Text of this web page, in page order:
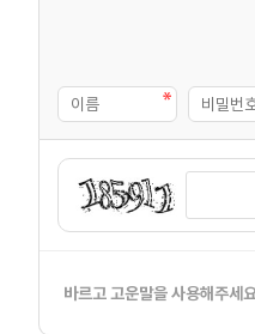
바르고 고운말을 사용해주세